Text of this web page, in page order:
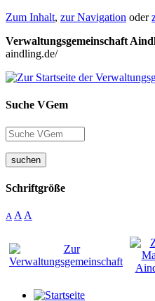
Zum Inhalt, zur Navigation oder
Verwaltungsgemeinschaft
aindling.de/
Suche VGem
suchen
Schriftgröße
A A A